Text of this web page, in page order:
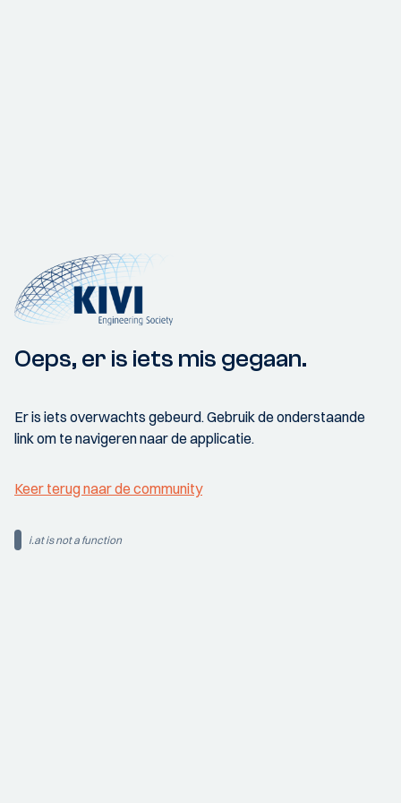
Oeps, er is iets mis gegaan.
Er is iets overwachts gebeurd. Gebruik de onderstaande
link om te navigeren naar de applicatie.
Keer terug naar de community
i.at is not a function